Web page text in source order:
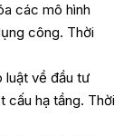
các mô hình
công. Thời
luật về đầu tư
cấu hạ tầng. Thời